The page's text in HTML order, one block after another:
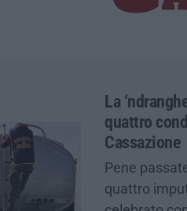
La
quattro
Cassazione
Pene
quattro